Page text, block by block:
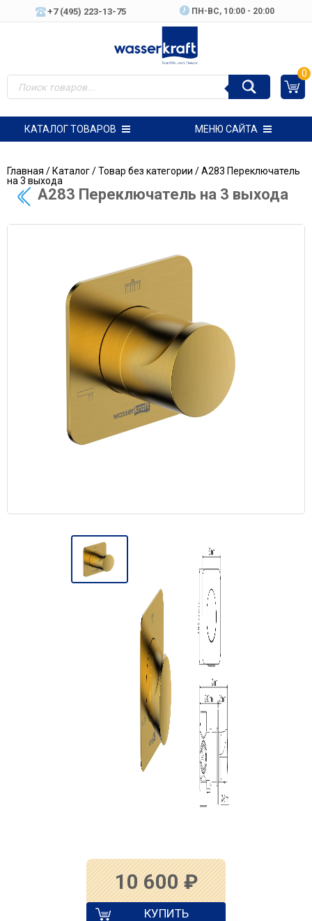
+7 (495) 223-13-75 ПН-ВC, 10:00 - 20:00
0
КАТАЛОГ ТОВАРОВ МЕНЮ САЙТА
Главная /Каталог/Товар без категории / A283 Переключатель
на 3 выхода
A283 Переключатель на 3 выхода
10 600 ₽
КУПИТЬ